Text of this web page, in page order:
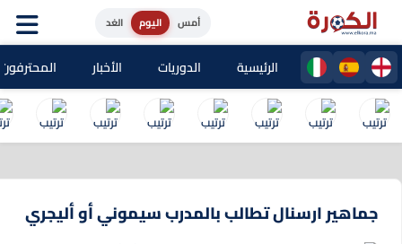
اليوم الغد
الرئيسية الدوريات الأخبار المحترفون
جماهير ارسنال تطالب بالمدرب سيموني أو أليجري